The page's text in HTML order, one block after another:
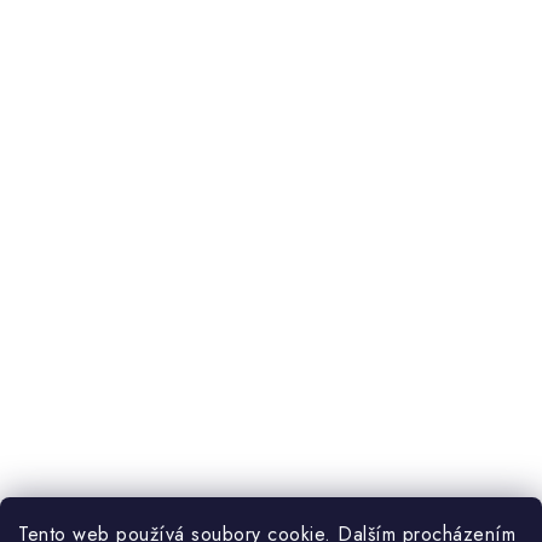
Tento web používá soubory cookie. Dalším procházením